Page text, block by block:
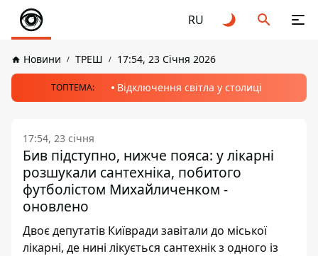
RU
Новини ТРЕШ 17:54, 23 Січня 2026
ТОПТЕМА: Відключення світла у столиці
17:54, 23 січня
Бив підступно, нижче пояса: у лікарні
розшукали сантехніка, побитого
футболістом Михайличенком -
оновлено
Двоє депутатів Київради завітали до міської
лікарні, де нині лікується сантехнік з одного із